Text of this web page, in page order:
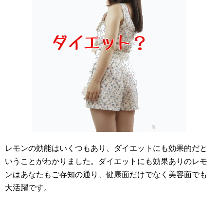
レモンの効能はいくつもあり、ダイエットにも効果的だと
いうことがわかりました。ダイエットにも効果ありのレモ
ンはあなたもご存知の通り、健康面だけでなく美容面でも
大活躍です。